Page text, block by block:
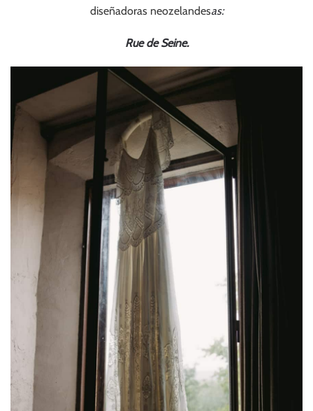
diseñadoras neozelandesas:
Rue de Seine.